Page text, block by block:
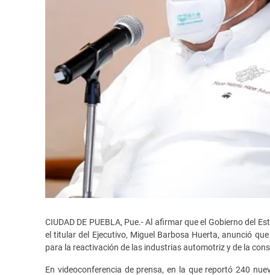
CIUDAD DE PUEBLA, Pue.- Al afirmar que el Gobierno del
el titular del Ejecutivo, Miguel Barbosa Huerta, anunció
para la reactivación de las industrias automotriz y de la
En videoconferencia de prensa, en la que reportó 240